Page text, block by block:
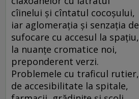
cîinelui și cîntatul cocoșului,
iar aglomerația și senzația de
sufocare cu accesul la spațiu,
la nuanțe cromatice noi,
preponderent verzi.
Problemele cu traficul rutier,
de accesibilitate la spitale,